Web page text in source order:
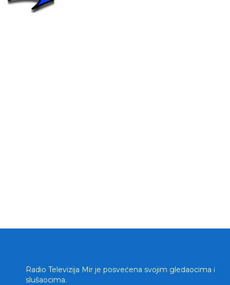
Radio Televizija Mir je posvećena svojim gledaocima i
slušaocima.